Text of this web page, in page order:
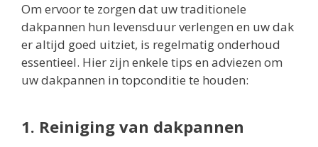
Om ervoor te zorgen dat uw traditionele
dakpannen hun levensduur verlengen en uw dak
er altijd goed uitziet, is regelmatig onderhoud
essentieel. Hier zijn enkele tips en adviezen om
uw dakpannen in topconditie te houden:
1. Reiniging van dakpannen